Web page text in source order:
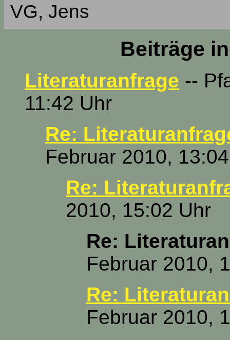
VG, Jens
Beiträge
Literaturanfrage --
11:42 Uhr
Re:
Februar 2010,
Re:
2010, 15:02 Uhr
Re:
Februar 2010,
Re:
Februar 2010,